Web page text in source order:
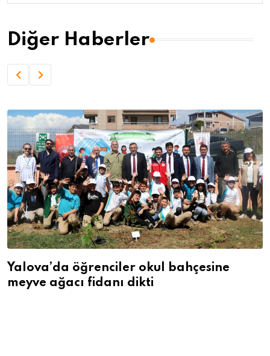
Diğer Haberler
Yalova’da öğrenciler okul bahçesine
meyve ağacı fidanı dikti